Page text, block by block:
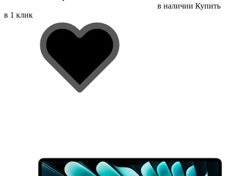
в наличии Купить
в 1 клик